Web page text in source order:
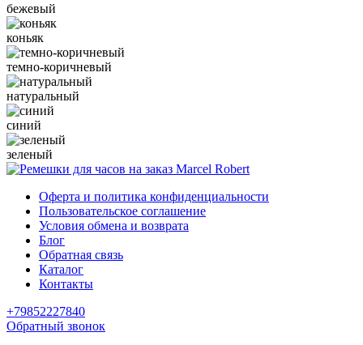
бежевый
коньяк
темно-коричневый
натуральный
синий
зеленый
Оферта и политика конфиденциальности
Пользовательское соглашение
Условия обмена и возврата
Блог
Обратная связь
Каталог
Контакты
+79852227840
Обратный звонок